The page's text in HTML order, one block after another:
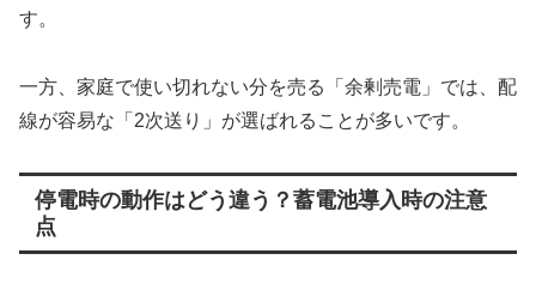
す。
一方、家庭で使い切れない分を売る「余剰売電」では、配
線が容易な「2次送り」が選ばれることが多いです。
停電時の動作はどう違う？蓄電池導入時の注意
点